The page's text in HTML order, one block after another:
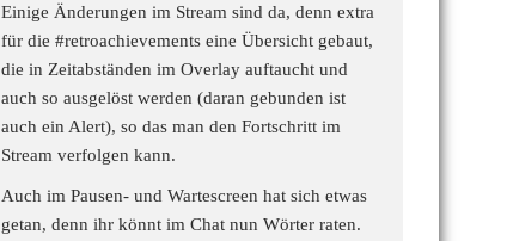
Einige Änderungen im Stream sind da, denn extra
für die #retroachievements eine Übersicht gebaut,
die in Zeitabständen im Overlay auftaucht und
auch so ausgelöst werden (daran gebunden ist
auch ein Alert), so das man den Fortschritt im
Stream verfolgen kann.
Auch im Pausen- und Wartescreen hat sich etwas
getan, denn ihr könnt im Chat nun Wörter raten.